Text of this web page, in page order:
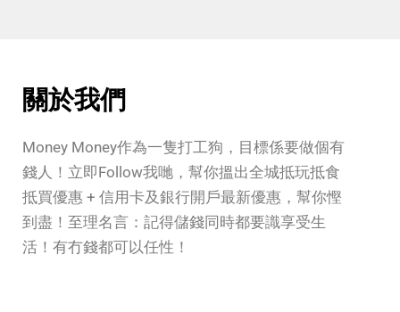
關於我們
Money Money作為一隻打工狗，目標係要做個有
錢人！立即Follow我哋，幫你搵出全城抵玩抵食
抵買優惠 + 信用卡及銀行開戶最新優惠，幫你慳
到盡！至理名言：記得儲錢同時都要識享受生
活！有冇錢都可以任性！